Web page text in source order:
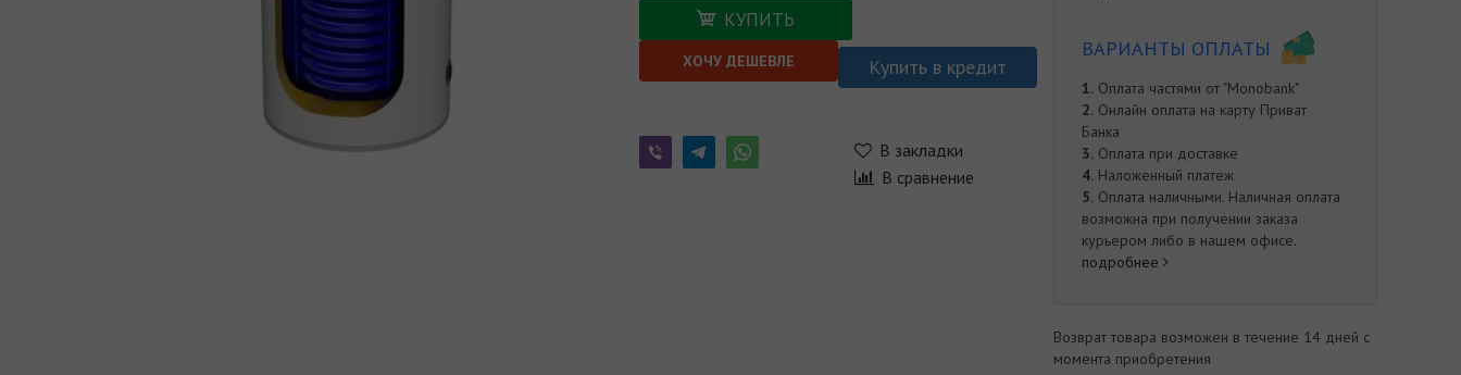
КУПИТЬ
ХОЧУ ДЕШЕВЛЕ Купить в кредит
В закладки
В сравнение
ВАРИАНТЫ ОПЛАТЫ
1. Оплата частями от "Monobank"
2. Онлайн оплата на карту Приват
Банка
3. Оплата при доставке
4. Наложенный платеж
5. Оплата наличными. Наличная оплата
возможна при получении заказа
курьером либо в нашем офисе.
подробнее
Возврат товара возможен в течение 14 дней с
момента приобретения